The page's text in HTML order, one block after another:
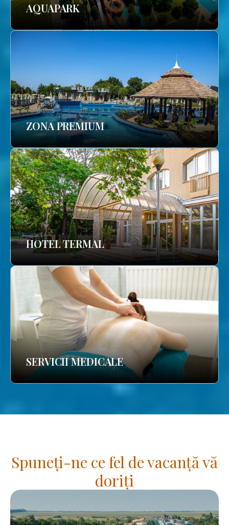
AQUAPARK
ZONA PREMIUM
HOTEL TERMAL
SERVICII MEDICALE
Spuneți-ne ce fel de vacanță vă
doriți